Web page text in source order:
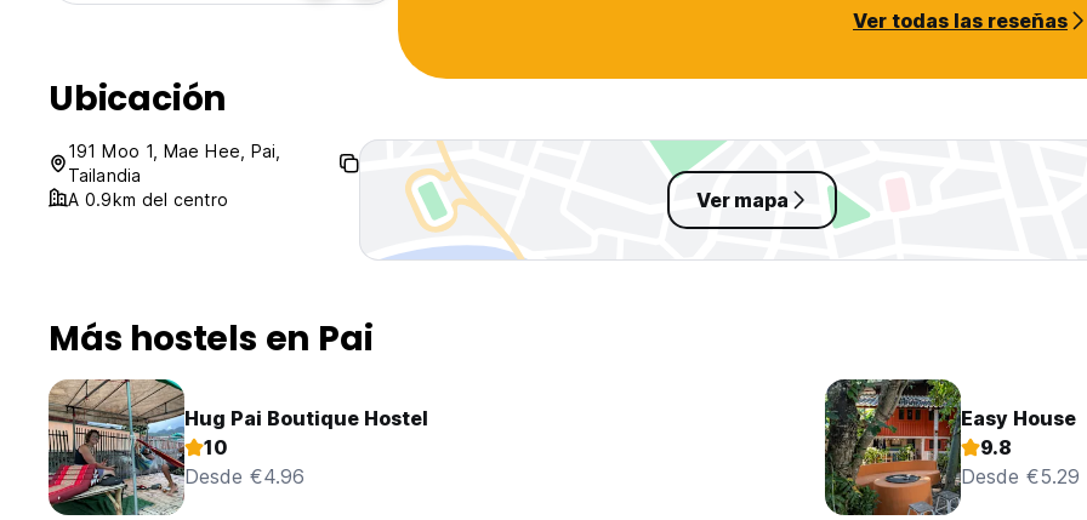
Ver todas las reseñas
Ubicación
191 Moo 1, Mae Hee, Pai,
Tailandia
A 0.9km del centro
Ver mapa
Más hostels en Pai
Hug Pai Boutique Hostel
10
Desde €4.96
Easy House
9.8
Desde €5.29